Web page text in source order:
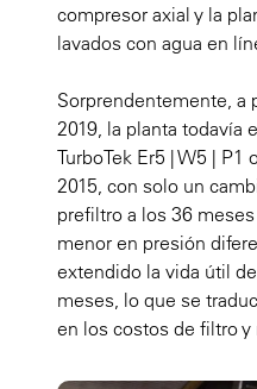
compresor axial y la
lavados con agua en
Sorprendentemente, a
2019, la planta todavía
TurboTek Er5 | W5 |
2015, con solo un
prefiltro a los 36
menor en presión
extendido la vida útil
meses, lo que se
en los costos de filtro